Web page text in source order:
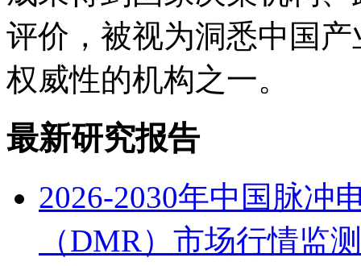
评价，被视为洞悉中国
权威性的机构之一。
最新研究报告
2026-2030年中国脉冲
（DMR）市场行情监